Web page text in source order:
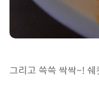
그리고 쓱쓱 싹싹~!